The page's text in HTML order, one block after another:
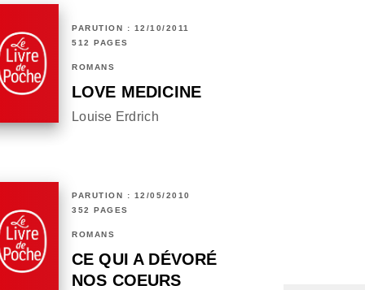
PARUTION : 12/10/2011
512 PAGES
ROMANS
LOVE MEDICINE
Louise Erdrich
PARUTION : 12/05/2010
352 PAGES
ROMANS
CE QUI A DÉVORÉ
NOS COEURS